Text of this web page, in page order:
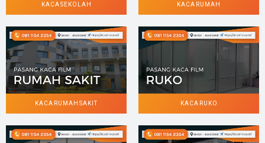
KACA SEKOLAH KACA RUMAH
KACA RUMAH SAKIT KACA RUKO